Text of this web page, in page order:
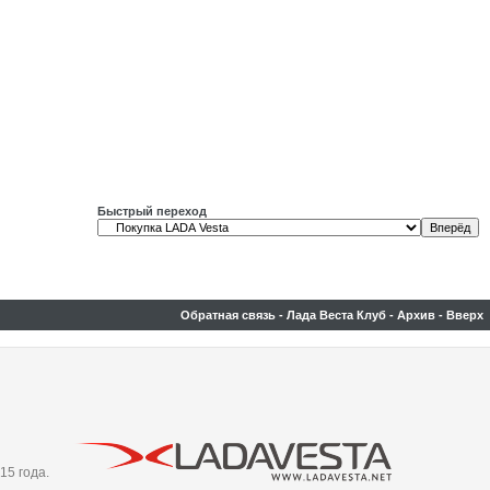
Быстрый переход
Обратная связь - Лада Веста Клуб - Архив - Вверх
года.